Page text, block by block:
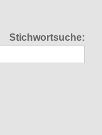
Stichwortsuche: